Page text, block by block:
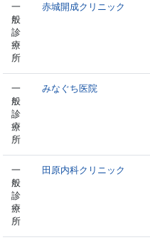
一
般
診
療
所
赤城開成クリニック
一
般
診
療
所
みなぐち医院
一
般
診
療
所
田原内科クリニック